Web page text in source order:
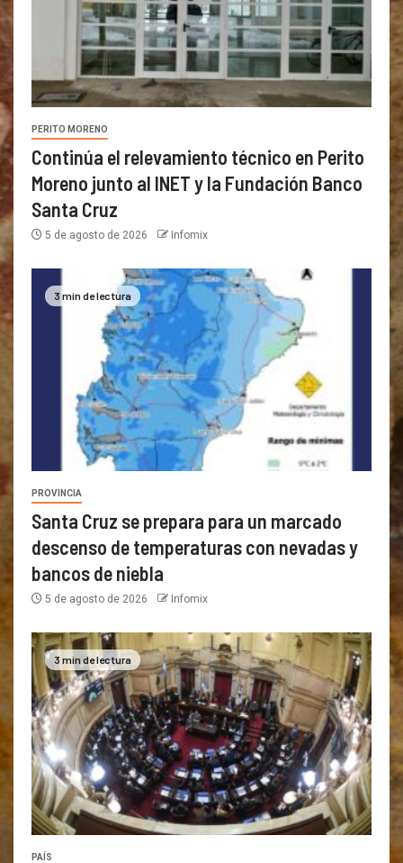
PERITO MORENO
Continúa el relevamiento técnico en Perito
Moreno junto al INET y la Fundación Banco
Santa Cruz
5 de agosto de 2026 Infomix
3 min de lectura
PROVINCIA
Santa Cruz se prepara para un marcado
descenso de temperaturas con nevadas y
bancos de niebla
5 de agosto de 2026 Infomix
3 min de lectura
PAÍS